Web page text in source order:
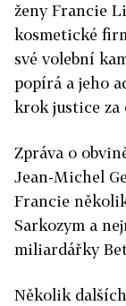
ženy Francie
kosmetické
své volební
popírá a jeho
krok justice za
Zpráva o
Jean-Michel
Francie
Sarkozym a
miliardářky
Několik